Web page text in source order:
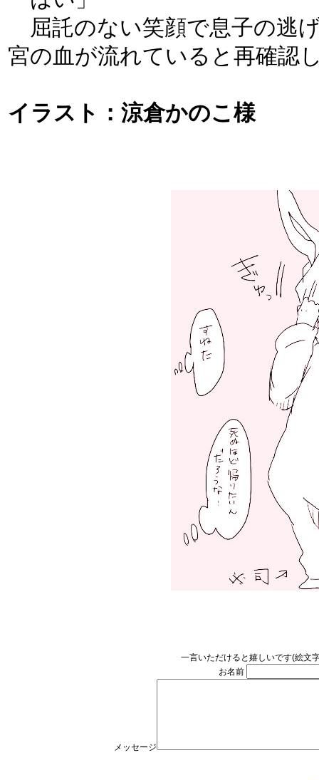
屈託のない笑顔で息子の逃
宮の血が流れていると再確
イラスト：涼倉かのこ様
一言いただけると嬉しいです(絵文
お名前
メッセージ